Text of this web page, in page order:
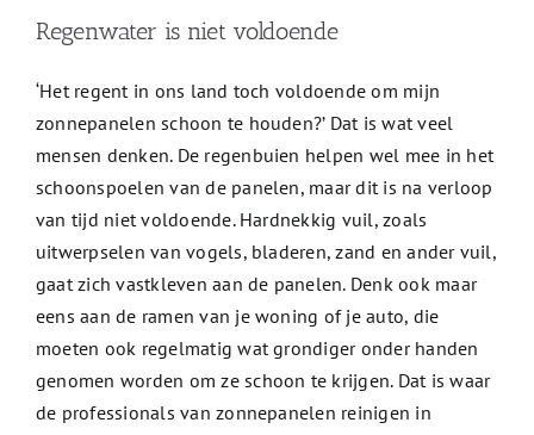
Regenwater is niet voldoende
‘Het regent in ons land toch voldoende om mijn
zonnepanelen schoon te houden?’ Dat is wat veel
mensen denken. De regenbuien helpen wel mee in het
schoonspoelen van de panelen, maar dit is na verloop
van tijd niet voldoende. Hardnekkig vuil, zoals
uitwerpselen van vogels, bladeren, zand en ander vuil,
gaat zich vastkleven aan de panelen. Denk ook maar
eens aan de ramen van je woning of je auto, die
moeten ook regelmatig wat grondiger onder handen
genomen worden om ze schoon te krijgen. Dat is waar
de professionals van zonnepanelen reinigen in